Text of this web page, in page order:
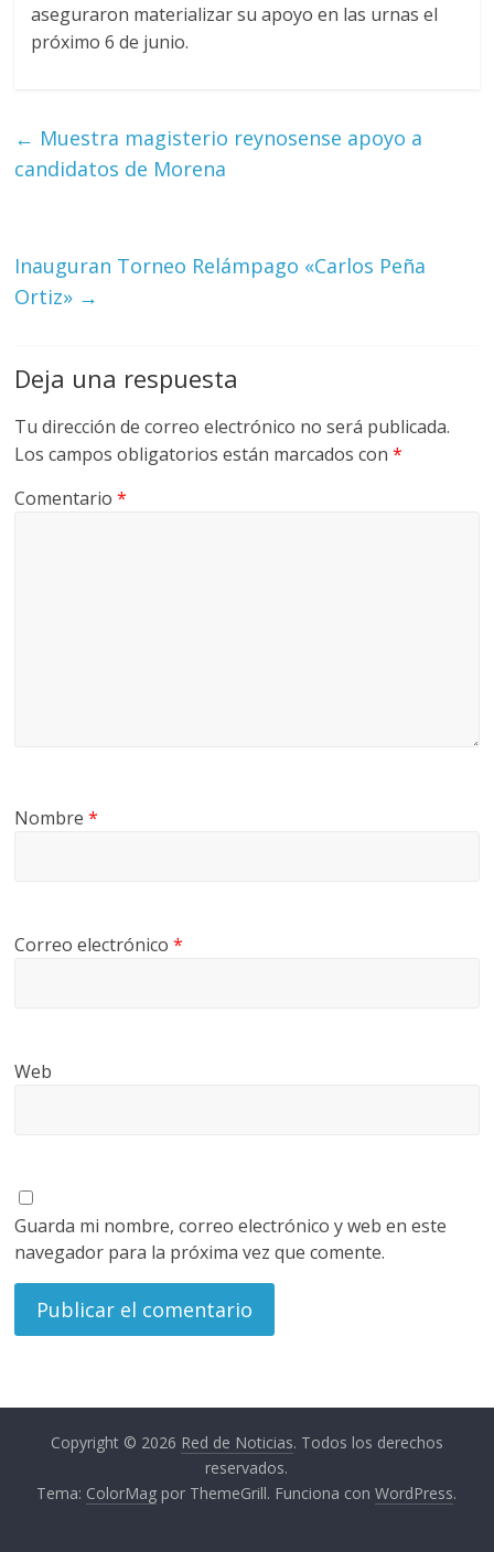
aseguraron materializar su apoyo en las urnas el
próximo 6 de junio.
← Muestra magisterio reynosense apoyo a
candidatos de Morena
Inauguran Torneo Relámpago «Carlos Peña
Ortiz» →
Deja una respuesta
Tu dirección de correo electrónico no será publicada.
Los campos obligatorios están marcados con*
Comentario*
Nombre*
Correo electrónico*
Web
Guarda mi nombre, correo electrónico y web en este
navegador para la próxima vez que comente.
Copyright © 2026 Red de Noticias. Todos los derechos
reservados.
Tema: ColorMag por ThemeGrill. Funciona conWordPress.